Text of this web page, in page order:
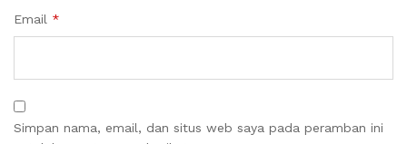
Email *
Simpan nama, email, dan situs web saya pada peramban ini